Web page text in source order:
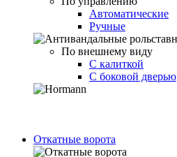
Автоматические
Ручные
По внешнему виду
С калиткой
С боковой дверью
Откатные ворота